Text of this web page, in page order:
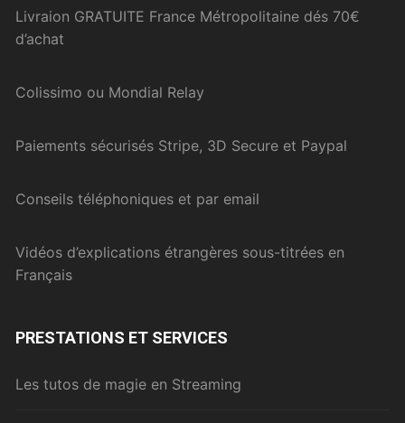
Livraion GRATUITE France Métropolitaine dés 70€
d’achat
Colissimo ou Mondial Relay
Paiements sécurisés Stripe, 3D Secure et Paypal
Conseils téléphoniques et par email
Vidéos d’explications étrangères sous-titrées en
Français
PRESTATIONS ET SERVICES
Les tutos de magie en Streaming